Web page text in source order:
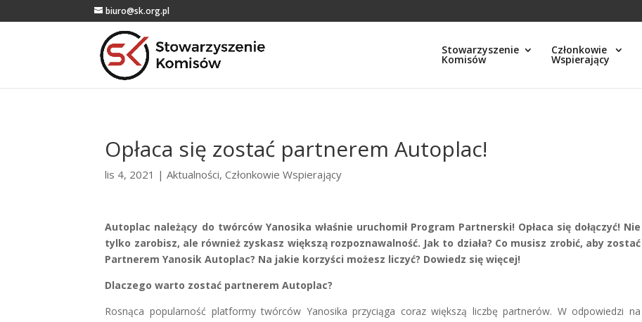
biuro@sk.org.pl
Stowarzyszenie
Komisów
Członkowie
Wspierający
Opłaca się zostać partnerem Autoplac!
lis 4, 2021 |Aktualności,Członkowie Wspierający
Autoplac należący do twórców Yanosika właśnie uruchomił Program Partnerski! Opłaca się dołączyć! Nie
tylko zarobisz, ale również zyskasz większą rozpoznawalność. Jak to działa? Co musisz zrobić, aby zostać
Partnerem Yanosik Autoplac? Na jakie korzyści możesz liczyć? Dowiedz się więcej!
Dlaczego warto zostać partnerem Autoplac?
Rosnąca popularność platformy twórców Yanosika przyciąga coraz większą liczbę partnerów. W odpowiedzi na